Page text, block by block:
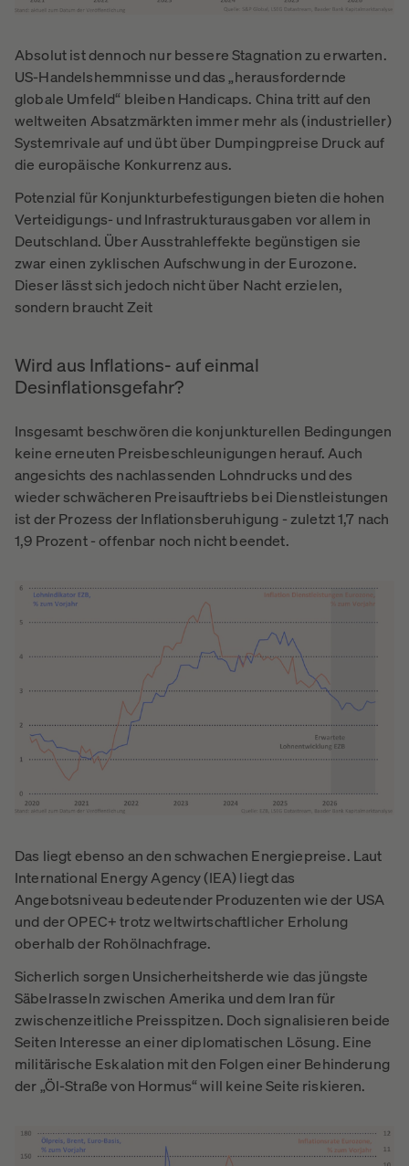
Absolut ist dennoch nur bessere Stagnation zu erwarten.
US-Handelshemmnisse und das „herausfordernde
globale Umfeld“ bleiben Handicaps. China tritt auf den
weltweiten Absatzmärkten immer mehr als (industrieller)
Systemrivale auf und übt über Dumpingpreise Druck auf
die europäische Konkurrenz aus.
Potenzial für Konjunkturbefestigungen bieten die hohen
Verteidigungs- und Infrastrukturausgaben vor allem in
Deutschland. Über Ausstrahleffekte begünstigen sie
zwar einen zyklischen Aufschwung in der Eurozone.
Dieser lässt sich jedoch nicht über Nacht erzielen,
sondern braucht Zeit
Wird aus Inflations- auf einmal
Desinflationsgefahr?
Insgesamt beschwören die konjunkturellen Bedingungen
keine erneuten Preisbeschleunigungen herauf. Auch
angesichts des nachlassenden Lohndrucks und des
wieder schwächeren Preisauftriebs bei Dienstleistungen
ist der Prozess der Inflationsberuhigung - zuletzt 1,7 nach
1,9 Prozent - offenbar noch nicht beendet.
Das liegt ebenso an den schwachen Energiepreise. Laut
International Energy Agency (IEA) liegt das
Angebotsniveau bedeutender Produzenten wie der USA
und der OPEC+ trotz weltwirtschaftlicher Erholung
oberhalb der Rohölnachfrage.
Sicherlich sorgen Unsicherheitsherde wie das jüngste
Säbelrasseln zwischen Amerika und dem Iran für
zwischenzeitliche Preisspitzen. Doch signalisieren beide
Seiten Interesse an einer diplomatischen Lösung. Eine
militärische Eskalation mit den Folgen einer Behinderung
der „Öl-Straße von Hormus“ will keine Seite riskieren.